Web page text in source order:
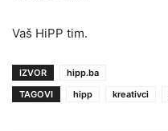
Vaš HiPP tim.
IZVOR
hipp.ba
TAGOVI
hipp kreativci